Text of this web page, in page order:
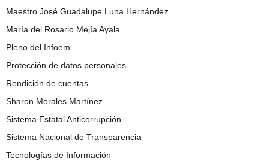
Maestro José Guadalupe Luna Hernández
María del Rosario Mejía Ayala
Pleno del Infoem
Protección de datos personales
Rendición de cuentas
Sharon Morales Martínez
Sistema Estatal Anticorrupción
Sistema Nacional de Transparencia
Tecnologías de Información